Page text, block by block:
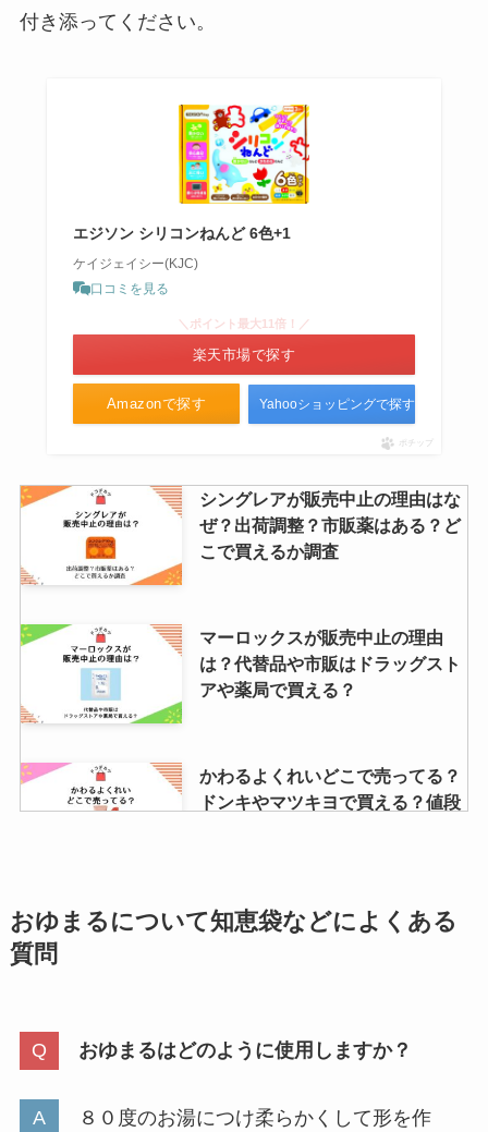
付き添ってください。
エジソン シリコンねんど 6色+1
ケイジェイシー(KJC)
口コミを見る
Amazonで探す
＼ポイント最大11倍！／
楽天市場で探す
Yahooショッピングで探す
ポチップ
シングレアが販売中止の理由はな
ぜ？出荷調整？市販薬はある？ど
こで買えるか調査
マーロックスが販売中止の理由
は？代替品や市販はドラッグスト
アや薬局で買える？
かわるよくれいどこで売ってる？
ドンキやマツキヨで買える？値段
ソフト麺はどこで買える？イオン
や業務スーパーに売ってる？給食
揚げない天ぷら粉はどこで売って
売ってる場所や値段解説
おゆまる について知恵袋などによくある
質問
おゆまるはどのように使用しますか？
８０度のお湯につけ柔らかくして形を作